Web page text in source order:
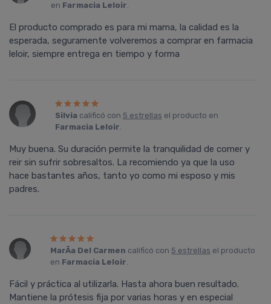
en Farmacia Leloir.
El producto comprado es para mi mama, la calidad es la
esperada, seguramente volveremos a comprar en farmacia
leloir, siempre entrega en tiempo y forma
Silvia calificó con 5 estrellas el producto en
Farmacia Leloir.
Muy buena. Su duración permite la tranquilidad de comer y
reir sin sufrir sobresaltos. La recomiendo ya que la uso
hace bastantes años, tanto yo como mi esposo y mis
padres.
MarÃ­a Del Carmen calificó con 5 estrellas el producto
en Farmacia Leloir.
Fácil y práctica al utilizarla. Hasta ahora buen resultado.
Mantiene la prótesis fija por varias horas y en especial